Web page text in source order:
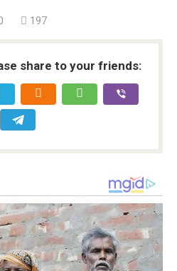
197
share to your friends: